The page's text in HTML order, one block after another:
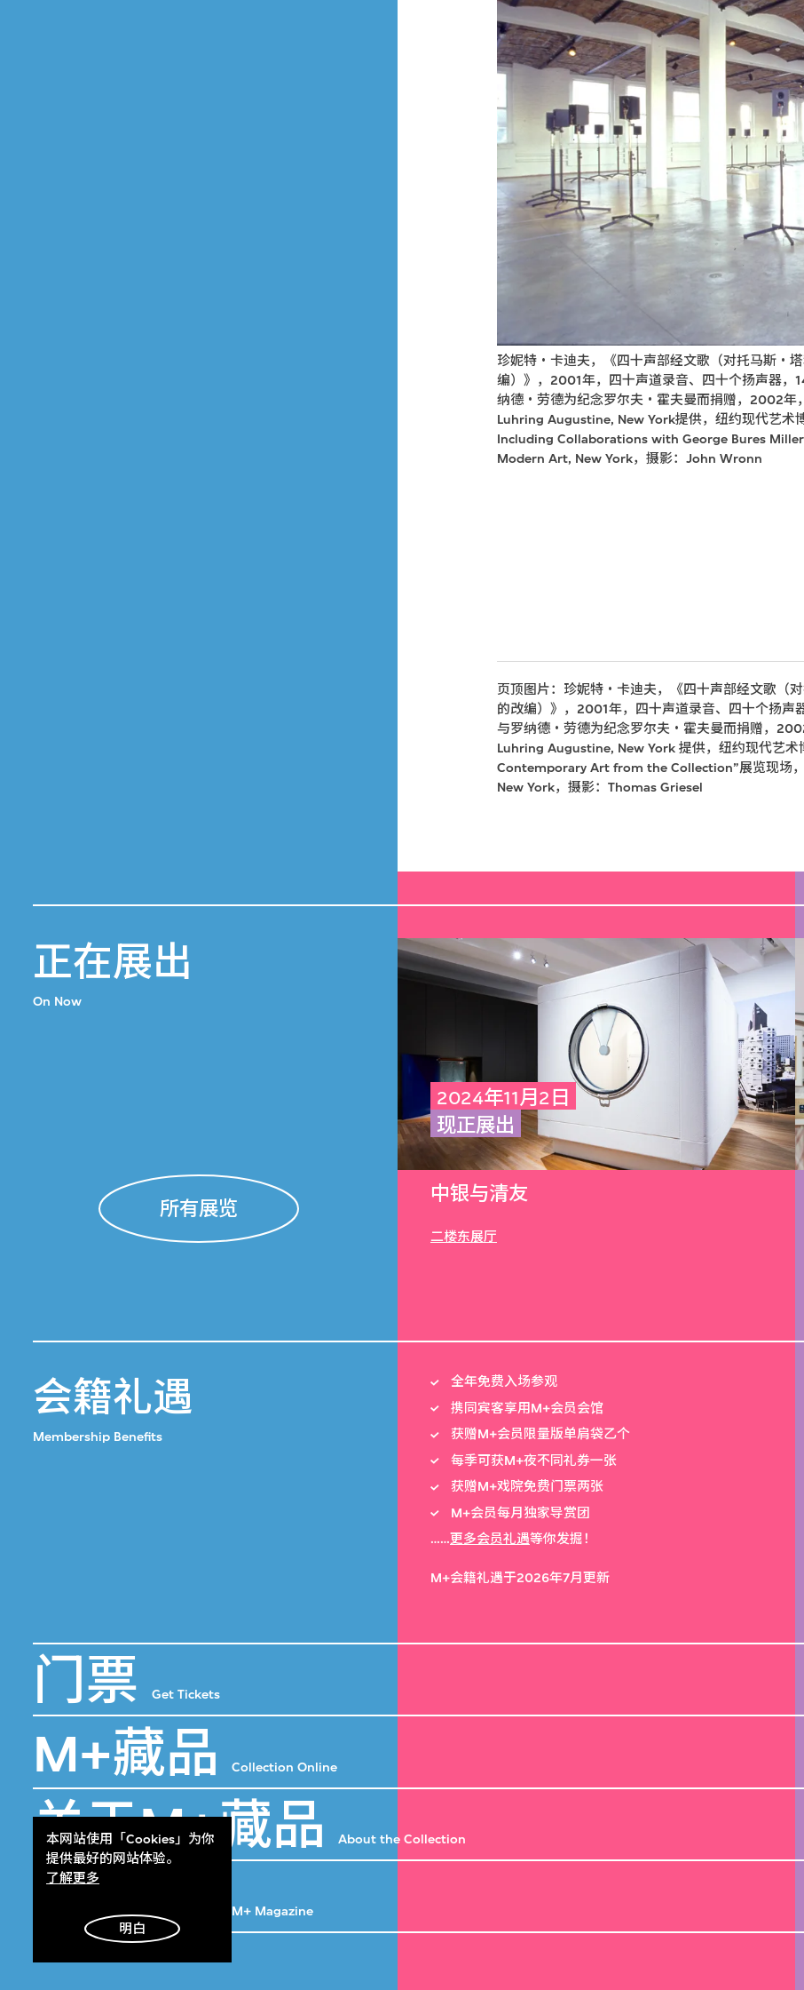
本网站使用「Cookies」为你
提供最好的网站体验。
了解更多
明白
珍妮特・卡迪夫，《四十声部经文歌（对托马斯・
编）》，2001年，四十声道录音、四十个扬声器，
纳德・劳德为纪念罗尔夫・霍夫曼而捐赠，2002
Luhring Augustine, New York提供，纽约现代艺术
Including Collaborations with George Bures
Modern Art, New York，摄影：John Wronn
页顶图片：珍妮特・卡迪夫，《四十声部经文歌（
的改编）》，2001年，四十声道录音、四十个扬声
与罗纳德・劳德为纪念罗尔夫・霍夫曼而捐赠，
Luhring Augustine, New York 提供，纽约现代艺术
Contemporary Art from the Collection”展览现场
New York，摄影：Thomas Griesel
正在展出
On Now
所有展览
2024年11月2日
现正展出
中银与清友
二楼东展厅
会籍礼遇
Membership Benefits
全年免费入场参观
携同宾客享用M+会员会馆
获赠M+会员限量版单肩袋乙个
每季可获M+夜不同礼券一张
获赠M+戏院免费门票两张
M+会员每月独家导赏团
……更多会员礼遇等你发掘！
M+会籍礼遇于2026年7月更新
门票 Get Tickets
M+藏品 Collection Online
关于M+藏品 About the Collection
M+杂志 M+ Magazine